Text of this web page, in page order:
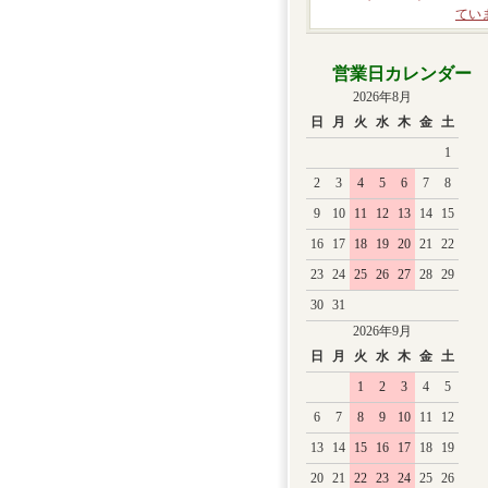
てい
営業日カレンダー
2026年8月
日
月 火 水 木 金 土
1
2
3 4 5 6 7
8
9
10 11 12 13 14
15
16
17 18 19 20 21
22
23 24 25 26 27 28 29
30 31
2026年9月
日
月 火 水 木 金 土
1
2 3 4
5
6
7 8 9 10 11
12
13
14 15 16 17 18
19
20 21 22 23 24 25 26